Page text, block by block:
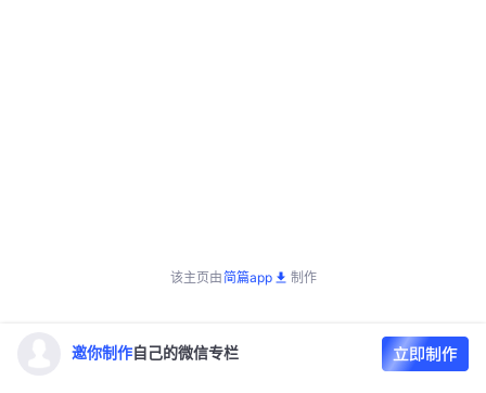
该主页由简篇app 制作
邀你制作 自己的微信专栏